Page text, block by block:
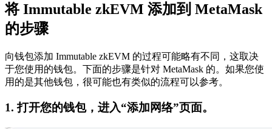
将 Immutable zkEVM 添加到 MetaMask
的步骤
向钱包添加 Immutable zkEVM 的过程可能略有不同，这取决
于您使用的钱包。下面的步骤是针对 MetaMask 的。如果您使
用的是其他钱包，很可能也有类似的流程可以参考。
1. 打开您的钱包，进入“添加网络”页面。